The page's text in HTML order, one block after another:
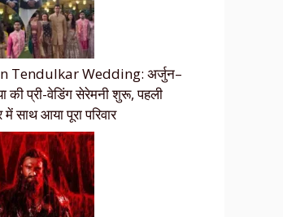
Tendulkar Wedding: अर्जुन–
की प्री-वेडिंग सेरेमनी शुरू, पहली
में साथ आया पूरा परिवार